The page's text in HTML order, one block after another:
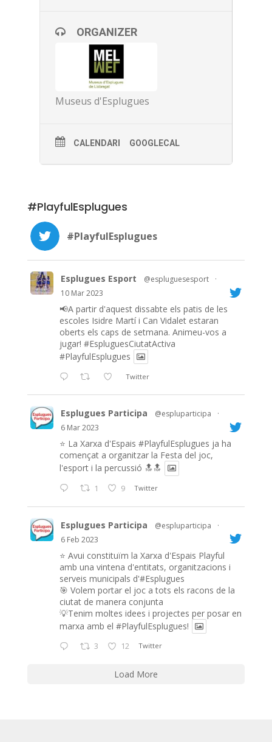
ORGANIZER
Museus d'Esplugues
CALENDARI GOOGLECAL
#PlayfulEsplugues
#PlayfulEsplugues
Esplugues Esport @espluguesesport
·
10 Mar 2023
📢A partir d'aquest dissabte els patis de les
escoles Isidre Martí i Can Vidalet estaran
oberts els caps de setmana. Animeu-vos a
jugar! #EspluguesCiutatActiva
#PlayfulEsplugues
Twitter
Esplugues Participa @espluparticipa
·
6 Mar 2023
⭐️ La Xarxa d'Espais #PlayfulEsplugues ja ha
començat a organitzar la Festa del joc,
l'esport i la percussió 🔝🔝
1 9 Twitter
Esplugues Participa @espluparticipa
·
6 Feb 2023
⭐️ Avui constituïm la Xarxa d'Espais Playful
amb una vintena d'entitats, organitzacions i
serveis municipals d'#Esplugues
🎯 Volem portar el joc a tots els racons de la
ciutat de manera conjunta
💡Tenim moltes idees i projectes per posar en
marxa amb el #PlayfulEsplugues!
3 12 Twitter
Load More